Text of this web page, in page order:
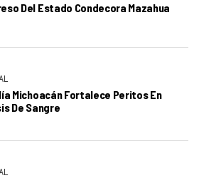
Del Estado Condecora Mazahua
Michoacán Fortalece Peritos En
De Sangre